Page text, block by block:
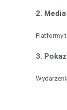
2.
Platformy
3.